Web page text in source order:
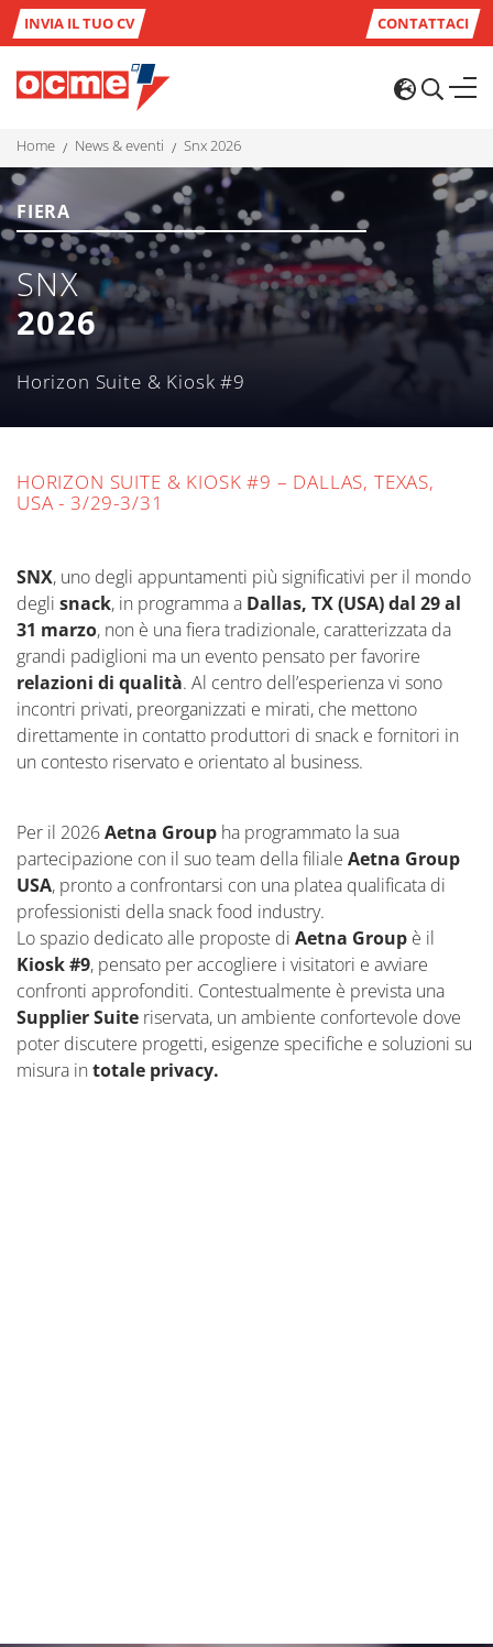
INVIA IL TUO CV CONTATTACI
home news & eventi snx 2026
FIERA
SNX
2026
Horizon Suite & Kiosk #9
HORIZON SUITE & KIOSK #9 – DALLAS, TEXAS,
USA - 3/29-3/31
SNX, uno degli appuntamenti più significativi per il mondo
degli snack, in programma a Dallas, TX (USA) dal 29 al
31 marzo, non è una fiera tradizionale, caratterizzata da
grandi padiglioni ma un evento pensato per favorire
relazioni di qualità. Al centro dell’esperienza vi sono
incontri privati, preorganizzati e mirati, che mettono
direttamente in contatto produttori di snack e fornitori in
un contesto riservato e orientato al business.
Per il 2026Aetna Group ha programmato la sua
partecipazione con il suo team della filiale Aetna Group
USA, pronto a confrontarsi con una platea qualificata di
professionisti della snack food industry.
Lo spazio dedicato alle proposte di Aetna Group è il
Kiosk #9, pensato per accogliere i visitatori e avviare
confronti approfonditi. Contestualmente è prevista una
Supplier Suite riservata, un ambiente confortevole dove
poter discutere progetti, esigenze specifiche e soluzioni su
misura in totale privacy.